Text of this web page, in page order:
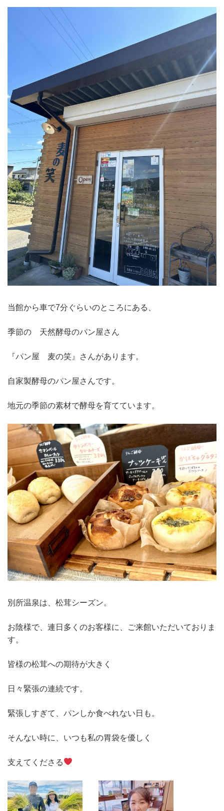
当館から車で7分ぐらいのところにある、
季節の 天然酵母のパン屋さん
『パン屋 麦の笑』さんがあります。
自家製酵母のパン屋さんです。
地元の季節の素材で酵母を育てています。
別所温泉は、松茸シーズン。
お陰様で、連日多くのお客様に、ご来館いただいておりま
す。
皆様の松茸への期待が大きく
日々緊張の連続です。
緊張しすぎて、パンしか食べれない日も。
そんない時に、いつも私の胃袋を優しく
支えてくださる